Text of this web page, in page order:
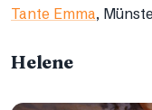
Tante Emma,
Helene